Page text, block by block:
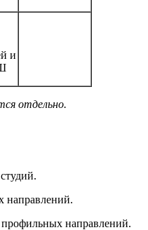
и
отдельно.
направлений.
направлений.